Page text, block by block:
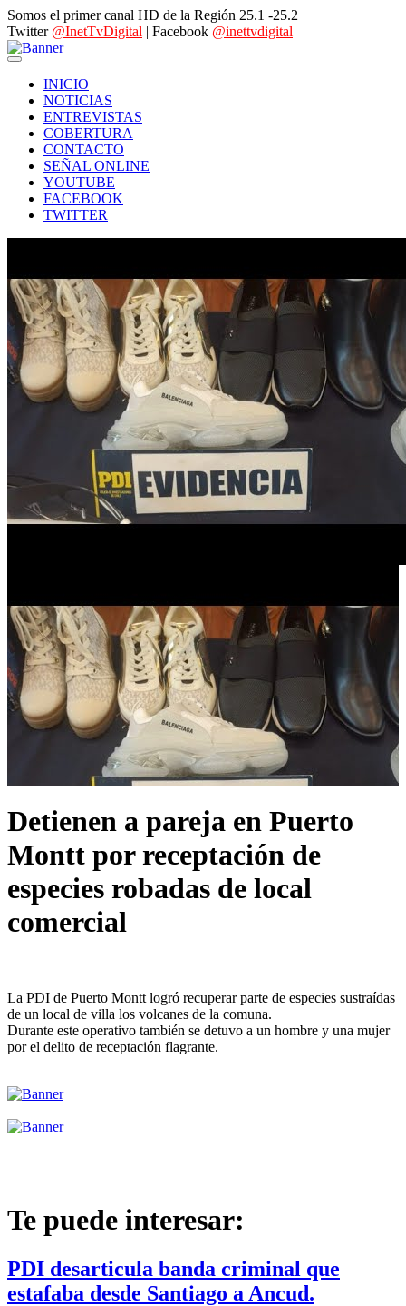
Somos el primer canal HD de la Región 25.1 -25.2
Twitter @InetTvDigital | Facebook @inettvdigital
INICIO
NOTICIAS
ENTREVISTAS
COBERTURA
CONTACTO
SEÑAL ONLINE
YOUTUBE
FACEBOOK
TWITTER
Detienen a pareja en Puerto
Montt por receptación de
especies robadas de local
comercial
La PDI de Puerto Montt logró recuperar parte de especies sustraídas
de un local de villa los volcanes de la comuna.
Durante este operativo también se detuvo a un hombre y una mujer
por el delito de receptación flagrante.
Te puede interesar:
PDI desarticula banda criminal que
estafaba desde Santiago a Ancud.